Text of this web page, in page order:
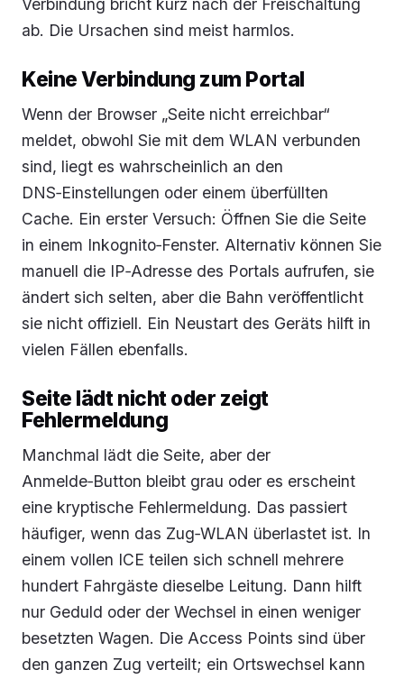
Verbindung bricht kurz nach der Freischaltung
ab. Die Ursachen sind meist harmlos.
Keine Verbindung zum Portal
Wenn der Browser „Seite nicht erreichbar“
meldet, obwohl Sie mit dem WLAN verbunden
sind, liegt es wahrscheinlich an den
DNS‑Einstellungen oder einem überfüllten
Cache. Ein erster Versuch: Öffnen Sie die Seite
in einem Inkognito‑Fenster. Alternativ können Sie
manuell die IP‑Adresse des Portals aufrufen, sie
ändert sich selten, aber die Bahn veröffentlicht
sie nicht offiziell. Ein Neustart des Geräts hilft in
vielen Fällen ebenfalls.
Seite lädt nicht oder zeigt
Fehlermeldung
Manchmal lädt die Seite, aber der
Anmelde‑Button bleibt grau oder es erscheint
eine kryptische Fehlermeldung. Das passiert
häufiger, wenn das Zug‑WLAN überlastet ist. In
einem vollen ICE teilen sich schnell mehrere
hundert Fahrgäste dieselbe Leitung. Dann hilft
nur Geduld oder der Wechsel in einen weniger
besetzten Wagen. Die Access Points sind über
den ganzen Zug verteilt; ein Ortswechsel kann